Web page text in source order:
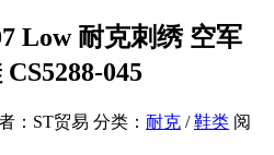
Low 耐克刺绣 空军
045
：ST贸易 分类： 耐克 /鞋类 阅